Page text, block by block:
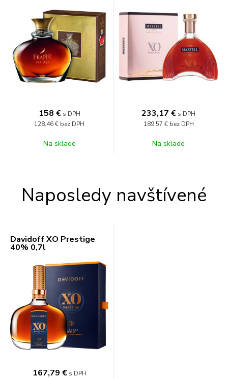
158 € s DPH
128,46 € bez DPH
Na sklade
233,17 € s DPH
189,57 € bez DPH
Na sklade
Naposledy navštívené
Davidoff XO Prestige
40% 0,7l
167,79 € s DPH